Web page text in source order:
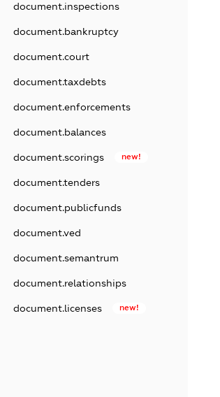
document.inspections
document.bankruptcy
document.court
document.taxdebts
document.enforcements
document.balances
document.scorings new!
document.tenders
document.publicfunds
document.ved
document.semantrum
document.relationships
document.licenses new!